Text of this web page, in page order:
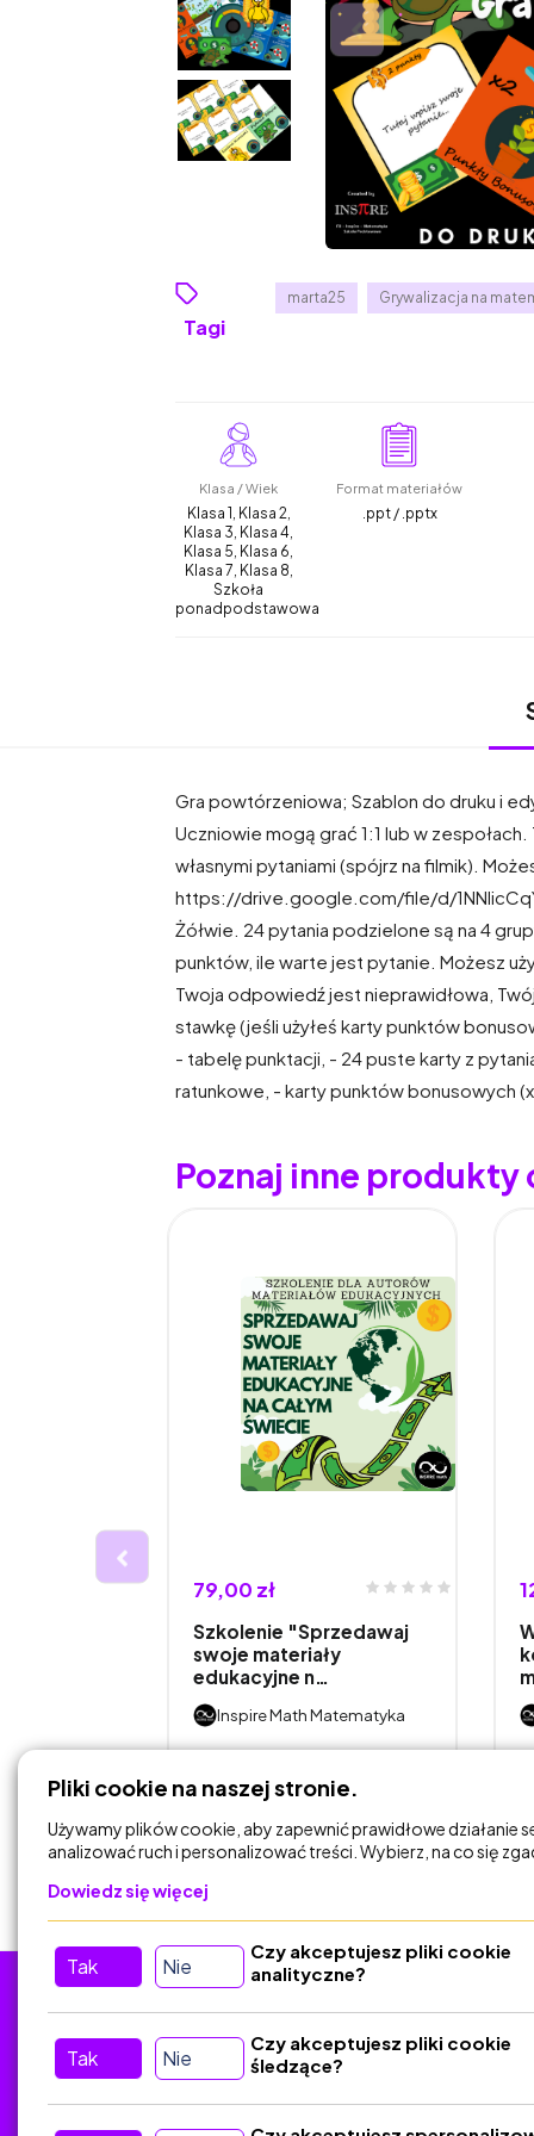
Tagi
marta25 Grywalizacja na
Klasa / Wiek
Klasa 1, Klasa 2,
Klasa 3, Klasa 4,
Klasa 5, Klasa 6,
Klasa 7, Klasa 8,
Szkoła
ponadpodstawowa
Format materiałów
.ppt / .pptx
Gra powtórzeniowa; Szablon do druku i
Uczniowie mogą grać 1:1 lub w
własnymi pytaniami (spójrz na filmik).
https://drive.google.com/file/d/
Żółwie. 24 pytania podzielone są na 4
punktów, ile warte jest pytanie. Możesz
Twoja odpowiedź jest nieprawidłowa,
stawkę (jeśli użyłeś karty punktów
- tabelę punktacji, - 24 puste karty z
ratunkowe, - karty punktów bonusowych
Poznaj inne
79,00 zł
Szkolenie "Sprzedawaj
swoje materiały
edukacyjne n…
Inspire Math Matematyka
DODAJ DO
KOSZYKA
Kontakt
Pliki cookie na naszej stronie.
Używamy plików cookie, aby zapewnić prawidłowe działanie
analizować ruch i personalizować treści. Wybierz, na co się
Dowiedz się więcej
Tak Nie
Czy akceptujesz pliki cookie
analityczne?
Tak Nie
Czy akceptujesz pliki cookie
śledzące?